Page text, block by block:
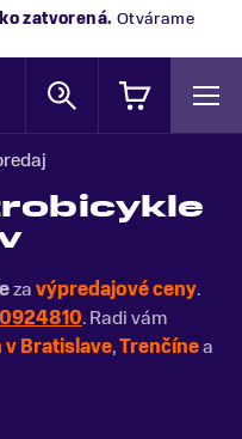
zatvorená. Otvárame
zavýpredajové ceny.
. Radi vám
Bratislave,Trenčínea